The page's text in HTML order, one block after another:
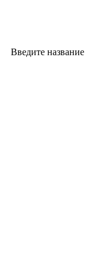
Введите название